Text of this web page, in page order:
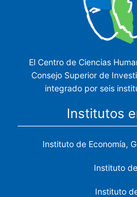
El Centro de Ciencias
Consejo Superior de
integrado por seis
Institutos
Instituto de Economía,
Instituto
Instituto